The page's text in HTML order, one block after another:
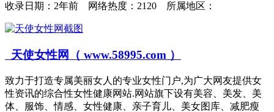
收录日期： 2年前 网络热度：2120 所属地区：
天使女性网（ www.58995.com ）
致力于打造专属美丽女人的专业女性门户,为广大网友提供女
性资讯的综合性女性健康网站.网站旗下设有美容、美发、美
体、服饰、情感、女性健康、亲子育儿、美女图库、减肥瘦